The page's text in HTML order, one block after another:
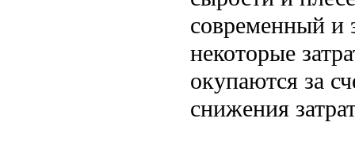
современный и
некоторые
окупаются за
снижения